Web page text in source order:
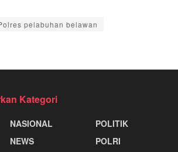
pelabuhan belawan
Kategori
NASIONAL
NEWS
POLITIK
POLRI